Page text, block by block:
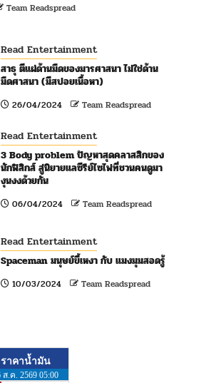
Team Readspread
Read Entertainment
สาธุ ตีแผ่ด้านมืดของมารศาสนา ไม่ใช่ด้าน
มืดศาสนา (มีสปอยเนื้อหา)
26/04/2024 Team Readspread
Read Entertainment
3 Body problem ปัญหาสุดคลาสสิกของ
นักฟิสิกส์ สู่นิยายแลซีรีย์ไซไฟที่ชวนคนดูมา
งุนงงด้วยกัน
06/04/2024 Team Readspread
Read Entertainment
Spaceman มนุษย์ขี้เหงา กับ แมงมุมสอดรู้
10/03/2024 Team Readspread